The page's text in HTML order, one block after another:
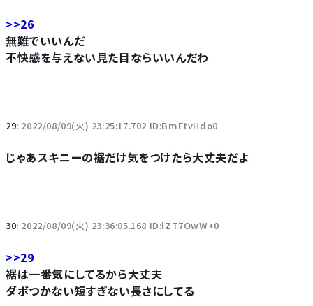
>>26
無難でいいんだ
不快感を与えない見た目ならいいんだわ
29: 2022/08/09(火) 23:25:17.702 ID:BmFtvHdo0
じゃあスキニーの裾だけ気をつけたら大丈夫だよ
30: 2022/08/09(火) 23:36:05.168 ID:lZT7OwW+0
>>29
裾は一番気にしてるから大丈夫
ダボつかない短すぎない長さにしてる